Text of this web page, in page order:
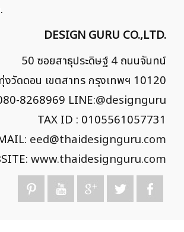
DESIGN GURU CO.,LTD.
50 ซอยสาธุประดิษฐ์ 4 ถนนจันทน์
งวัดดอน เขตสาทร กรุงเทพฯ 10120
8268969 LINE:@designguru
TAX ID : 0105561057731
eed@thaidesignguru.com
www.thaidesignguru.com